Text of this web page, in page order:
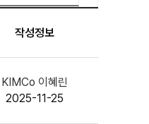
작성정보
KIMCo 이혜린
2025-11-25